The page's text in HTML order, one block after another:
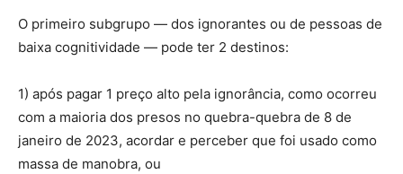
O primeiro subgrupo — dos ignorantes ou de pessoas de
baixa cognitividade — pode ter 2 destinos:
1) após pagar 1 preço alto pela ignorância, como ocorreu
com a maioria dos presos no quebra-quebra de 8 de
janeiro de 2023, acordar e perceber que foi usado como
massa de manobra, ou